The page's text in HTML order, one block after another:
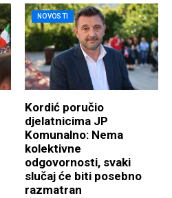
NOVOSTI
Kordić poručio
djelatnicima JP
Komunalno: Nema
kolektivne
odgovornosti, svaki
slučaj će biti posebno
razmatran